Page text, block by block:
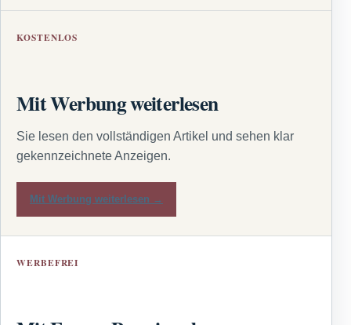
KOSTENLOS
Mit Werbung weiterlesen
Sie lesen den vollständigen Artikel und sehen klar
gekennzeichnete Anzeigen.
Mit Werbung weiterlesen →
WERBEFREI